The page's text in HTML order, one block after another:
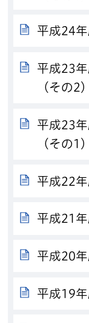
平成24
平成23
（その2）
平成23
（その1）
平成22
平成21
平成20
平成19